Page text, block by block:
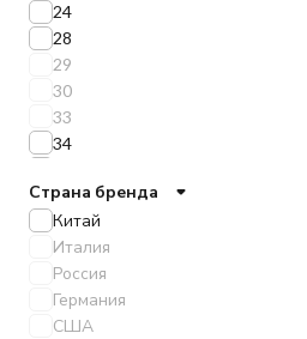
24
28
29
30
33
34
40
45
46
47
50
52
Страна бренда
Китай
Италия
Россия
Германия
США